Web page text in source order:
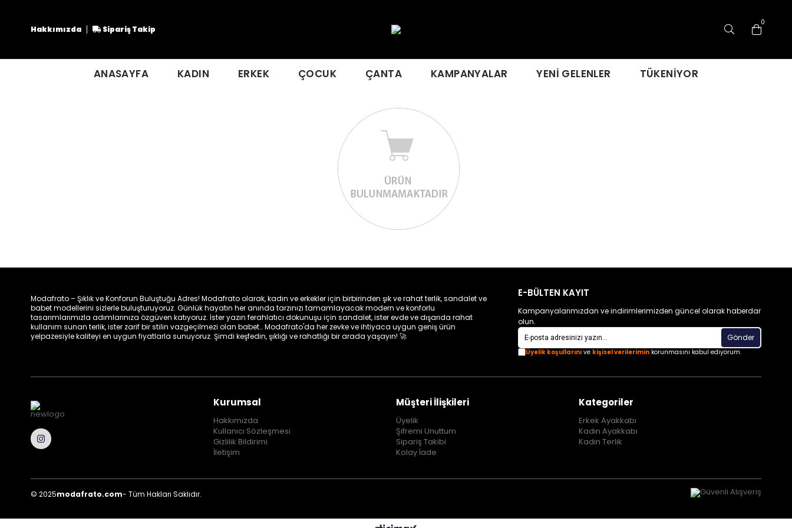
Hakkımızda Sipariş Takip
0
ANASAYFA KADIN ERKEK ÇOCUK ÇANTA KAMPANYALAR YENİ GELENLER TÜKENİYOR
Modafrato – Şıklık ve Konforun Buluştuğu Adres! Modafrato olarak, kadın ve erkekler için birbirinden şık ve rahat terlik, sandalet ve
babet modellerini sizlerle buluşturuyoruz. Günlük hayatın her anında tarzınızı tamamlayacak modern ve konforlu
tasarımlarımızla adımlarınıza özgüven katıyoruz. İster yazın ferahlatıcı dokunuşu için sandalet, ister evde ve dışarıda rahat
kullanım sunan terlik, ister zarif bir stilin vazgeçilmezi olan babet… Modafrato'da her zevke ve ihtiyaca uygun geniş ürün
yelpazesiyle kaliteyi en uygun fiyatlarla sunuyoruz. Şimdi keşfedin, şıklığı ve rahatlığı bir arada yaşayın! 🚀
E-BÜLTEN KAYIT
Kampanyalarımızdan ve indirimlerimizden güncel olarak haberdar
olun.
Gönder
Üyelik koşullarınıve kişisel verileriminkorunmasını kabul ediyorum.
Kurumsal
Hakkımızda
Kullanıcı Sözleşmesi
Gizlilik Bildirimi
İletişim
Müşteri İlişkileri
Üyelik
Şifremi Unuttum
Sipariş Takibi
Kolay İade
Kategoriler
Erkek Ayakkabı
Kadın Ayakkabı
Kadın Terlik
© 2025modafrato.com- Tüm Hakları Saklıdır.